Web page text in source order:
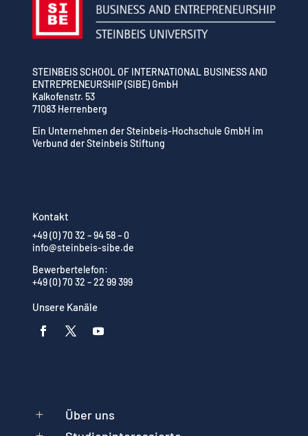
STEINBEIS SCHOOL OF INTERNATIONAL BUSINESS AND
ENTREPRENEURSHIP (SIBE) GmbH
Kalkofenstr. 53
71083 Herrenberg
Ein Unternehmen der Steinbeis-Hochschule GmbH im
Verbund der Steinbeis Stiftung
Kontakt
+49 (0) 70 32 – 94 58 – 0
info@steinbeis-sibe.de
Bewerbertelefon:
+49 (0) 70 32 – 22 99 399
Unsere Kanäle
L Über uns